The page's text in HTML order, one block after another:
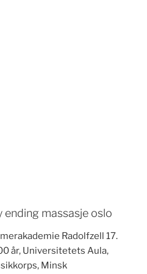
massasje oslo
Radolfzell 17.
år, Universitetets Aula,
Minsk